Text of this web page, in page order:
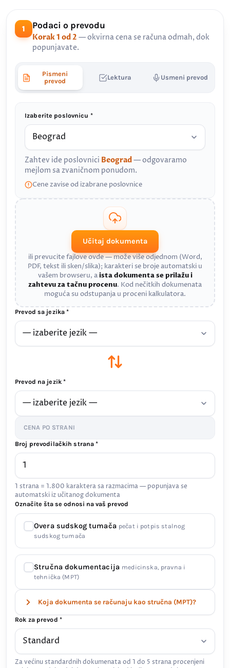
1 Podaci o prevodu
Korak 1 od 2 — okvirna cena se računa odmah, dok
popunjavate.
Pismeni
prevod
Lektura Usmeni prevod
Izaberite poslovnicu *
Zahtev ide poslovnici Beograd— odgovaramo
mejlom sa zvaničnom ponudom.
Cene zavise od izabrane poslovnice
Učitaj dokumenta
ili prevucite fajlove ovde — može više odjednom (Word,
PDF, tekst ili sken/slika); karakteri se broje automatski u
vašem browseru, aista dokumenta se prilažu i
zahtevu za tačnu procenu. Kod nečitkih dokumenata
moguća su odstupanja u proceni kalkulatora.
Prevod sa jezika *
Prevod na jezik *
CENA PO STRANI
Broj prevodilačkih strana *
1 strana = 1.800 karaktera sa razmacima — popunjava se
automatski iz učitanog dokumenta
Označite šta se odnosi na vaš prevod
Overa sudskog tumača pečat i potpis stalnog
sudskog tumača
Stručna dokumentacija medicinska, pravna i
tehnička (MPT)
Koja dokumenta se računaju kao stručna (MPT)?
Rok za prevod *
Za većinu standardnih dokumenata od 1 do 5 strana procenjeni